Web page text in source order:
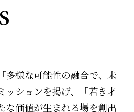
多様な可能性の融合で、未
ッションを掲げ、「若き才
な価値が生まれる場を創出